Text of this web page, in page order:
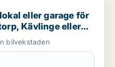
garage för uthyrning i
eller garage för
Kävlinge eller
bilvekstaden